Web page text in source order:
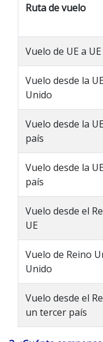
Ruta de vuelo
Vuelo de UE a UE
Vuelo desde la
Unido
Vuelo desde la
país
Vuelo desde la
país
Vuelo desde el
UE
Vuelo de Reino
Unido
Vuelo desde el
un tercer país